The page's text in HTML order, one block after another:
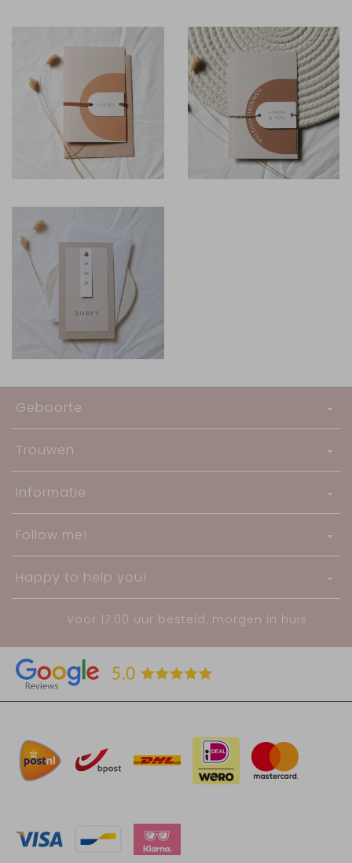
Geboorte
Trouwen
Informatie
Follow me!
Happy to help you!
Voor 17:00 uur besteld, morgen in huis